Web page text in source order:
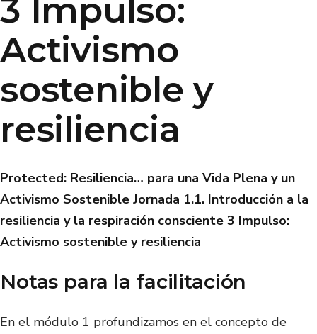
3 Impulso:
Activismo
sostenible y
resiliencia
Protected: Resiliencia… para una Vida Plena y un
Activismo Sostenible Jornada 1.1. Introducción a la
resiliencia y la respiración consciente 3 Impulso:
Activismo sostenible y resiliencia
Notas para la facilitación
En el módulo 1 profundizamos en el concepto de